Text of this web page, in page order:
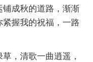
成秋的道路，渐渐
握我的祝福，一路
，清歌一曲逍遥，